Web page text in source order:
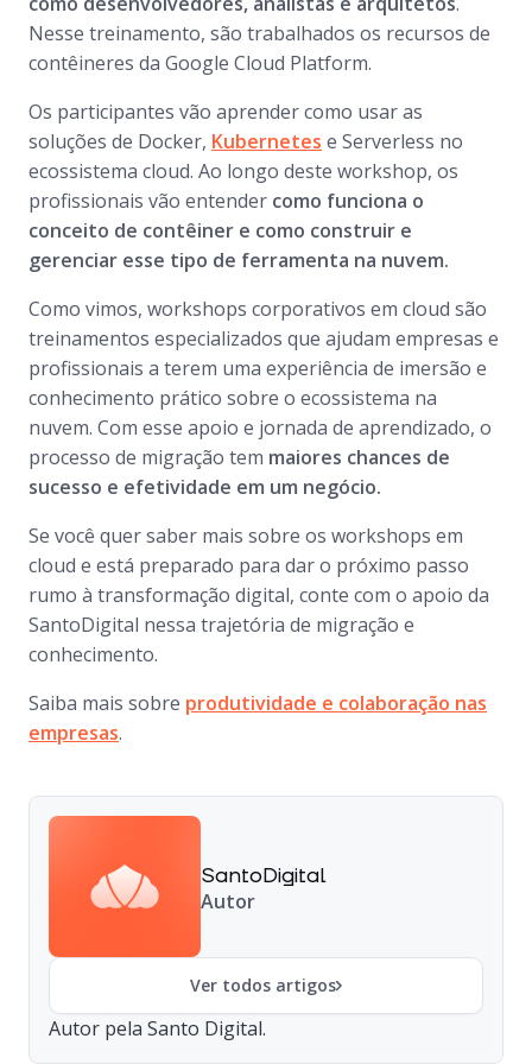
Nesse treinamento, são trabalhados os recursos de
contêineres da Google Cloud Platform.
Os participantes vão aprender como usar as
soluções de Docker, Kubernetes e Serverless no
ecossistema cloud. Ao longo deste workshop, os
profissionais vão entender como funciona o
conceito de contêiner e como construir e
gerenciar esse tipo de ferramenta na nuvem.
Como vimos, workshops corporativos em cloud são
treinamentos especializados que ajudam empresas e
profissionais a terem uma experiência de imersão e
conhecimento prático sobre o ecossistema na
nuvem. Com esse apoio e jornada de aprendizado, o
processo de migração tem maiores chances de
sucesso e efetividade em um negócio.
Se você quer saber mais sobre os workshops em
cloud e está preparado para dar o próximo passo
rumo à transformação digital, conte com o apoio da
SantoDigital nessa trajetória de migração e
conhecimento.
Saiba mais sobre produtividade e colaboração nas
empresas.
SantoDigital
Autor
Ver todos artigos
Autor pela Santo Digital.